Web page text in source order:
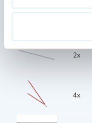
4x
2x
4x